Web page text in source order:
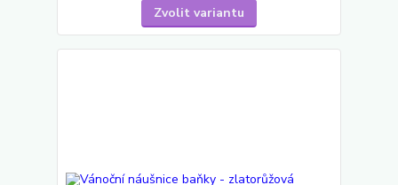
Zvolit variantu